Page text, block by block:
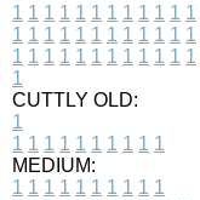
1 1 1 1 1 1 1 1 1 1 1 1
1 1 1 1 1 1 1 1 1 1 1 1
1 1 1 1 1 1 1 1 1 1 1 1
1
CUTTLY OLD:
1
1 1 1 1 1 1 1 1 1 1
MEDIUM:
1 1 1 1 1 1 1 1 1 1